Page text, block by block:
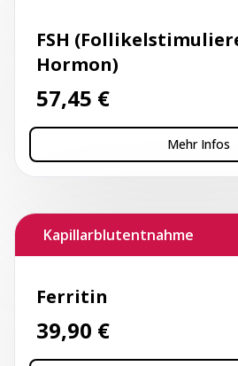
FSH
Hormon)
57,45 €
Mehr Infos
Kapillarblutentnahme
Ferritin
39,90 €